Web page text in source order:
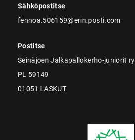
Sähköpostitse
fennoa.506159@erin.posti.com
Postitse
Seinäjoen Jalkapallokerho-juniorit ry
PL 59149
01051 LASKUT